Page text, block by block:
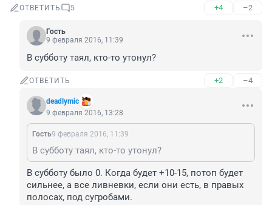
ОТВЕТИТЬ 5 +4 –2
Гость
9 февраля 2016, 11:39
В субботу таял, кто-то утонул?
ОТВЕТИТЬ +2 –4
deadlymic
9 февраля 2016, 13:28
Гость9 февраля 2016, 11:39
В субботу таял, кто-то утонул?
В субботу было 0. Когда будет +10-15, потоп будет
сильнее, а все ливневки, если они есть, в правых
полосах, под сугробами.